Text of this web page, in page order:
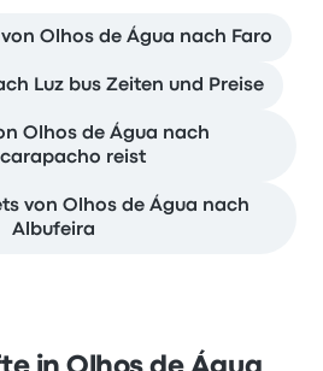
Olhos de Água nach Faro
Luz bus Zeiten und Preise
Olhos de Água nach
reist
von Olhos de Água nach
Albufeira